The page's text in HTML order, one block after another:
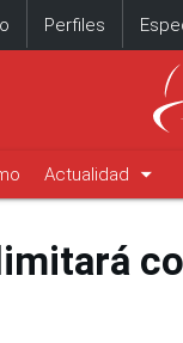
Perfiles
Actualidad arrow_drop_down